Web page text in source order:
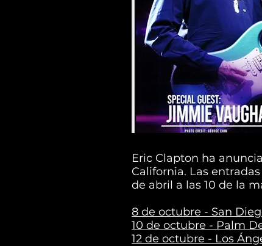
Eric Clapton ha
California. Las
de abril a las 10 de la
8 de octubre - San
10 de octubre - Palm
12 de octubre - Los